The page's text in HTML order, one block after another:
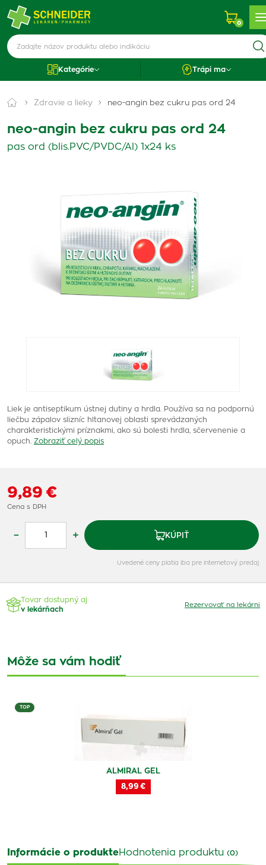
0
Kategórie Trápi ma
Zdravie a lieky neo-angin bez cukru pas ord 24
neo-angin bez cukru pas ord 24
pas ord (blis.PVC/PVDC/Al) 1x24 ks
Liek je antiseptikum ústnej dutiny a hrdla. Používa sa na podpornú
liečbu zápalov slizníc hltanovej oblasti sprevádzaných
charakteristickými príznakmi, ako sú bolesti hrdla, sčervenenie a
opuch. Zobraziť celý popis
9,89 €
Cena s DPH
– + KÚPIŤ
Uvedené ceny platia iba pre internetový predaj
Tovar dostupný aj
v lekárňach
Rezervovať na lekárni
Môže sa vám hodiť
TOP
ALMIRAL GEL
8,99 €
Informácie o produkteHodnotenia produktu (0)